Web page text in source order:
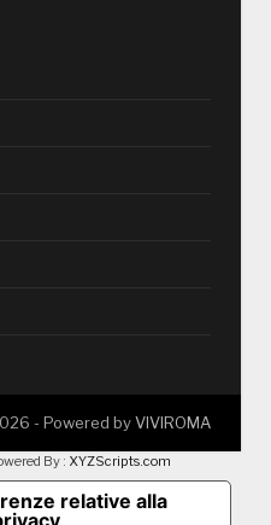
- Powered byVIVIROMA
By : XYZScripts.com
relative alla